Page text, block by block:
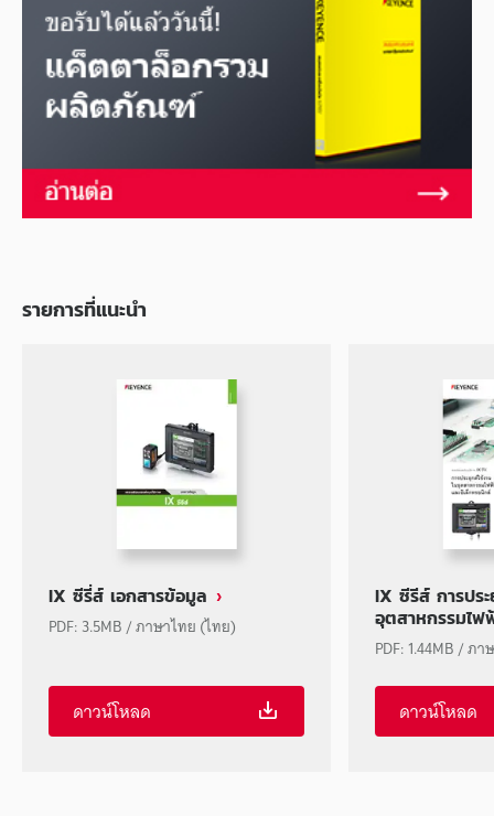
รายการที่แนะนำ
IX ซีรี่ส์ เอกสารข้อมูล
PDF: 3.5MB / ภาษาไทย (ไทย)
ดาวน์โหลด
IX ซีรีส์ การปร
อุตสาหกรรมไฟ
PDF: 1.44MB / ภ
ดาวน์โหลด